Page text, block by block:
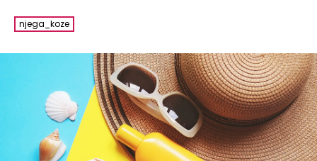
Suplementi
Tablica kalorija
Povrede i bolesti
Lifestyle
Trudnice
LIFESTYLE
Bodybuilding
Ishrana
Zdravlje
Hedonizam
MAGAZIN
Njega nje
Njega njega
KALORIJE
njega_koze